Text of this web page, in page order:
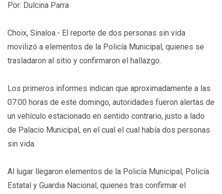
Por: Dulcina Parra
Choix, Sinaloa.- El reporte de dos personas sin vida
movilizó a elementos de la Policía Municipal, quienes se
trasladaron al sitio y confirmaron el hallazgo.
Los primeros informes indican que aproximadamente a las
07:00 horas de este domingo, autoridades fueron alertas de
un vehículo estacionado en sentido contrario, justo a lado
de Palacio Municipal, en el cual el cual había dos personas
sin vida.
Al lugar llegaron elementos de la Policía Municipal, Policía
Estatal y Guardia Nacional, quienes tras confirmar el